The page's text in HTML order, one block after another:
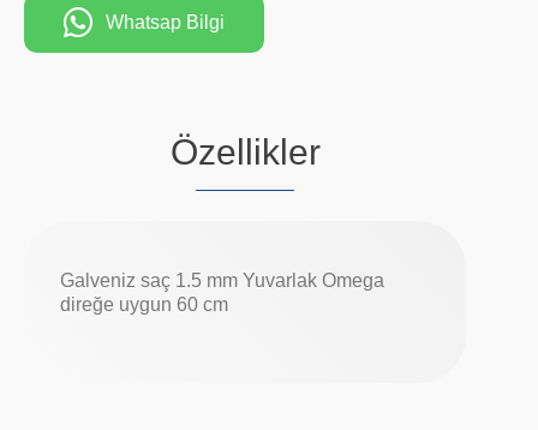
Whatsap Bilgi
Özellikler
Galveniz saç 1.5 mm Yuvarlak Omega
direğe uygun 60 cm